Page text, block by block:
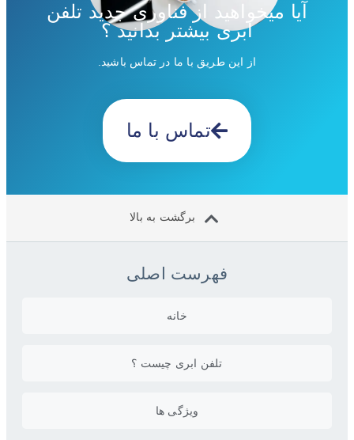
آیا میخواهید از فناوری جدید تلفن
ابری بیشتر بدانید ؟
از این طریق با ما در تماس باشید.
تماس با ما
برگشت به بالا
فهرست اصلی
خانه
تلفن ابری چیست ؟
ویژگی ها